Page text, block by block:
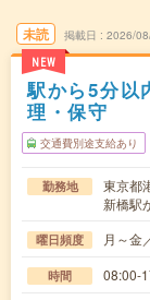
未読
NEW
掲載日 2026/
駅から5分以
理・保守
交通費別途支給あり
勤務地
東京都
新橋駅
曜日頻度 月～金
時間 08:00-